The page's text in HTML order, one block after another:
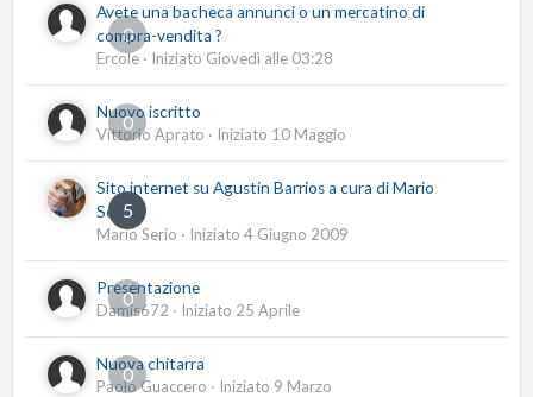
0
Avete una bacheca annunci o un mercatino di
compra-vendita ?
Ercole · Iniziato Giovedì alle 03:28
0
Nuovo iscritto
Vittorio Aprato · Iniziato 10 Maggio
5
Sito internet su Agustín Barrios a cura di Mario
Serio
Mario Serio · Iniziato 4 Giugno 2009
0
Presentazione
Damis672 · Iniziato 25 Aprile
0
Nuova chitarra
Paolo Guaccero · Iniziato 9 Marzo